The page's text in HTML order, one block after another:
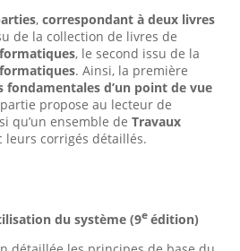
, correspondant à deux livres
de la collection de livres de
, le second issu de la
. Ainsi, la première
fondamentales d’un point de vue
propose au lecteur de
qu’un ensemble de Travaux
leurs corrigés détaillés.
: Linux
du système (9e édition)